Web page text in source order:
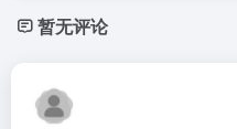
暂无评论